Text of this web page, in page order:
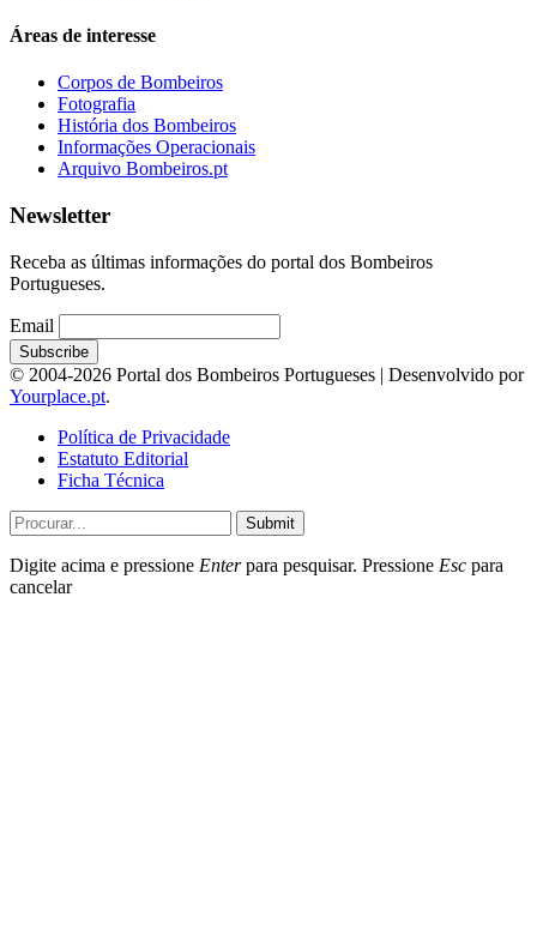
Áreas de interesse
Corpos de Bombeiros
Fotografia
História dos Bombeiros
Informações Operacionais
Arquivo Bombeiros.pt
Newsletter
Receba as últimas informações do portal dos Bombeiros
Portugueses.
Email
© 2004-2026 Portal dos Bombeiros Portugueses | Desenvolvido por
Yourplace.pt.
Política de Privacidade
Estatuto Editorial
Ficha Técnica
Submit
Digite acima e pressione Enterpara pesquisar. Pressione Esc para
cancelar